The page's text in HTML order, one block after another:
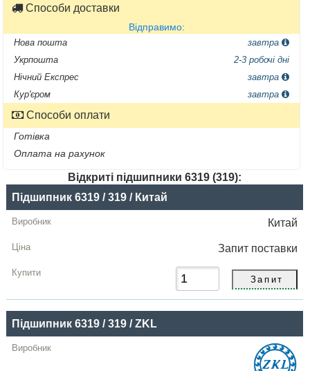
Способи доставки
Відправимо:
Нова пошта
завтра
Укрпошта
2-3 робочі дні
Нічний Експрес
завтра
Кур'єром
завтра
Способи оплати
Готівка
Оплата на рахунок
Відкриті підшипники 6319 (319):
Назва
Виробник
Радіальний
грн
Купити
Підшипник 6319 / 319 / Китай
Китай
Запит поставки
Підшипник 6319 / 319 / ZKL